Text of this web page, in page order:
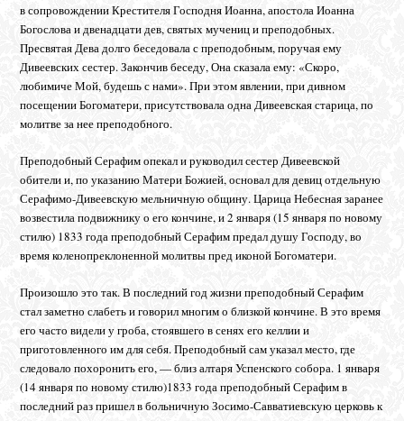
в сопровождении Крестителя Господня Иоанна, апостола Иоанна
Богослова и двенадцати дев, святых мучениц и преподобных.
Пресвятая Дева долго беседовала с преподобным, поручая ему
Дивеевских сестер. Закончив беседу, Она сказала ему: «Скоро,
любимиче Мой, будешь с нами». При этом явлении, при дивном
посещении Богоматери, присутствовала одна Дивеевская старица, по
молитве за нее преподобного.
Преподобный Серафим опекал и руководил сестер Дивеевской
обители и, по указанию Матери Божией, основал для девиц отдельную
Серафимо-Дивеевскую мельничную общину. Царица Небесная заранее
возвестила подвижнику о его кончине, и 2 января (15 января по новому
стилю) 1833 года преподобный Серафим предал душу Господу, во
время коленопреклоненной молитвы пред иконой Богоматери.
Произошло это так. В последний год жизни преподобный Серафим
стал заметно слабеть и говорил многим о близкой кончине. В это время
его часто видели у гроба, стоявшего в сенях его келлии и
приготовленного им для себя. Преподобный сам указал место, где
следовало похоронить его, — близ алтаря Успенского собора. 1 января
(14 января по новому стилю)1833 года преподобный Серафим в
последний раз пришел в больничную Зосимо-Савватиевскую церковь к